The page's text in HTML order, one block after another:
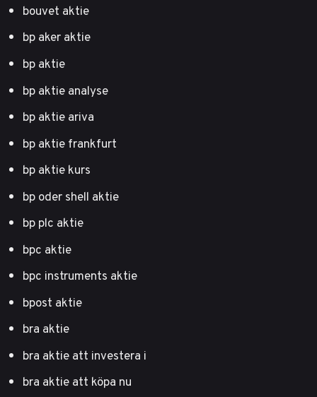
bouvet aktie
bp aker aktie
bp aktie
bp aktie analyse
bp aktie ariva
bp aktie frankfurt
bp aktie kurs
bp oder shell aktie
bp plc aktie
bpc aktie
bpc instruments aktie
bpost aktie
bra aktie
bra aktie att investera i
bra aktie att köpa nu